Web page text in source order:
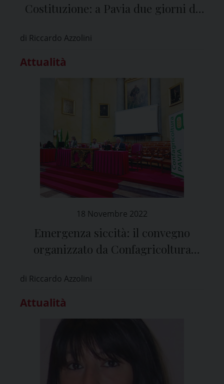
Costituzione: a Pavia due giorni di
di Riccardo Azzolini
Attualità
18 Novembre 2022
Emergenza siccità: il convegno
organizzato da Confagricoltura
di Riccardo Azzolini
Attualità